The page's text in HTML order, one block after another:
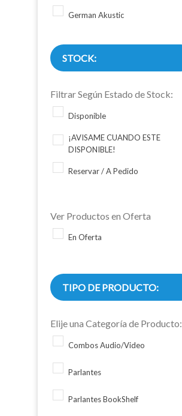
German Akustic
STOCK:
Filtrar Según Estado de Stock:
Disponible
¡AVISAME CUANDO ESTE
DISPONIBLE!
Reservar / A Pedido
Ver Productos en Oferta
En Oferta
TIPO DE PRODUCTO:
Elije una Categoría de Producto:
Combos Audio/Video
Parlantes
Parlantes BookShelf